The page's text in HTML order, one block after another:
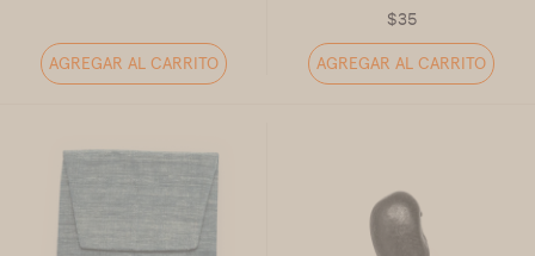
AGREGAR AL CARRITO
$35
AGREGAR AL CARRITO